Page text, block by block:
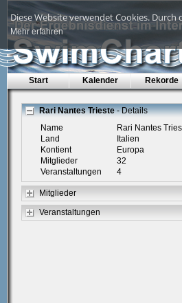
Diese Website verwendet Cookies.
Mehr erfahren
Start Kalender Rekorde
Rari Nantes Trieste- Details
Name
Rari Nantes
Land
Italien
Kontient
Europa
Mitglieder
32
Veranstaltungen
4
Mitglieder
Veranstaltungen